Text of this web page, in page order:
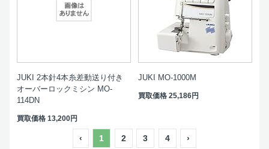
JUKI 2本針4本糸差動送り付き
オーバーロックミシン MO-
114DN
買取価格 13,200円
JUKI MO-1000M
買取価格25,186円
‹ 1 2 3 4 ›